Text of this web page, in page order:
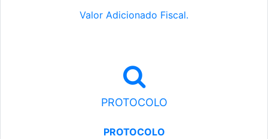
Valor Adicionado Fiscal.
PROTOCOLO
PROTOCOLO